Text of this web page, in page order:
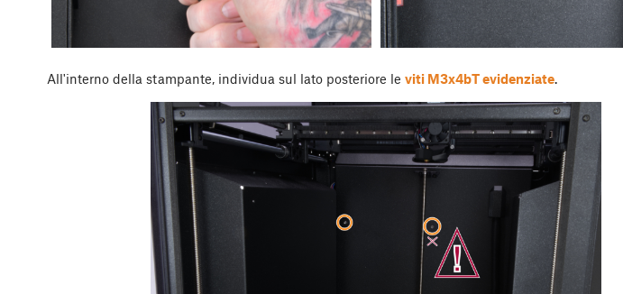
All'interno della stampante, individua sul lato posteriore le viti M3x4bT evidenziate.